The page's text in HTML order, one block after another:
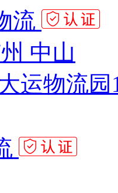
流
中山
运物流园